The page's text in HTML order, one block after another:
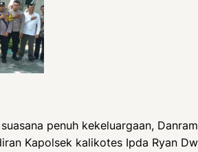
penuh kekeluargaan,
Kapolsek kalikotes Ipda Ryan